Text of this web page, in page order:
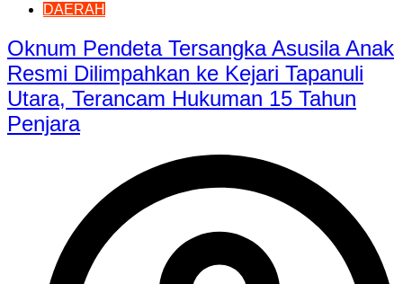
DAERAH
Oknum Pendeta Tersangka Asusila Anak
Resmi Dilimpahkan ke Kejari Tapanuli
Utara, Terancam Hukuman 15 Tahun
Penjara